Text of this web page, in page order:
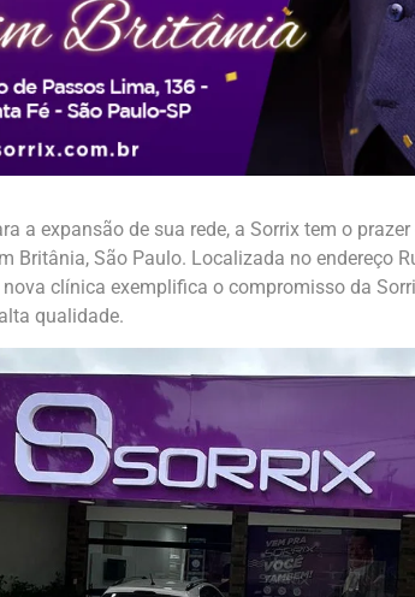
a expansão de sua rede, a Sorrix tem o
Britânia, São Paulo. Localizada no endereço
clínica exemplifica o compromisso da
qualidade.